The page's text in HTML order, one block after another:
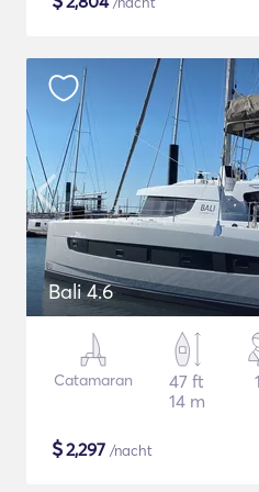
Bali 4.6
Catamaran
47 ft
14 m
$2,297 /nacht